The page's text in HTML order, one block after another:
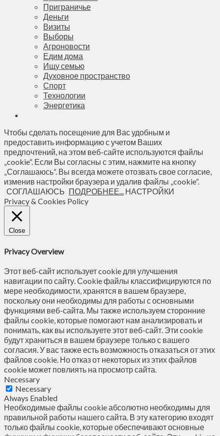
Приграничье
Деньги
Визиты
Выборы
Агроновости
Едим дома
Ищу семью
Духовное пространство
Спорт
Технологии
Энергетика
Чтобы сделать посещение для Вас удобным и
предоставить информацию с учетом Ваших
предпочтений, на этом веб-сайте используются файлы
„cookie“. Если Вы согласны с этим, нажмите на кнопку
„Соглашаюсь“. Вы всегда можете отозвать свое согласие,
изменив настройки браузера и удалив файлы „cookie“.
СОГЛАШАЮСЬ ПОДРОБНЕЕ... НАСТРОЙКИ
Privacy & Cookies Policy
Close
Privacy Overview
Этот веб-сайт использует cookie для улучшения
навигации по сайту. Сookie файлы классифицируются по
мере необходимости, хранятся в вашем браузере,
поскольку они необходимы для работы с основными
функциями веб-сайта. Мы также используем сторонние
файлы cookie, которые помогают нам анализировать и
понимать, как вы используете этот веб-сайт. Эти cookie
будут храниться в вашем браузере только с вашего
согласия. У вас также есть возможность отказаться от этих
файлов cookie. Но отказ от некоторых из этих файлов
cookie может повлиять на просмотр сайта.
Necessary
Necessary
Always Enabled
Необходимые файлы cookie абсолютно необходимы для
правильной работы нашего сайта. В эту категорию входят
только файлы cookie, которые обеспечивают основные